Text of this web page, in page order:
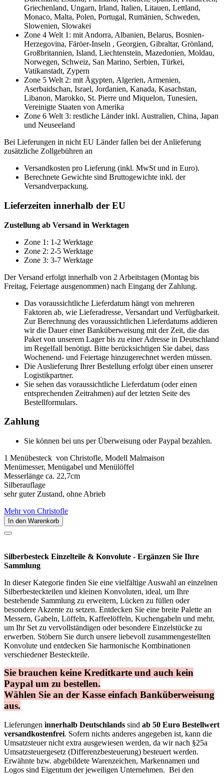
Griechenland, Ungarn, Irland, Italien, Litauen, Lettland,
Monaco, Malta, Polen, Portugal, Rumänien, Schweden,
Slowenien, Slowakei
Zone 4 Welt 1: mit Andorra, Albanien, Belarus, Bosnien-
Herzegovina, Färöer-Inseln , Georgien, Gibraltar, Grönland,
Großbritannien, Island, Liechtenstein, Mazedonien, Moldau,
Norwegen, Schweiz, San Marino, Serbien, Türkei,
Vatikanstadt, Zypern
Zone 5 Welt 2: mit Ägypten, Algerien, Armenien,
Aserbaidschan, Israel, Jordanien, Kanada, Kasachstan,
Libanon, Marokko, St. Pierre und Miquelon, Tunesien,
Vereinigte Staaten von Amerika
Zone 6 Welt 3: restliche Länder inkl. Australien, China, Japan
und Neuseeland
Bei Lieferungen in nicht EU Länder fallen bei der Anlieferung
zusätzliche Zollgebühren an
Versandkosten pro Lieferung (inkl. MwSt und in Euro).
Berechnete Gewichte sind Bruttogewichte inkl. der
Versandverpackung.
Lieferzeiten innerhalb der EU
Zustellung ab Versand in Werktagen
Zone 1: 1-2 Werktage
Zone 2: 2-5 Werktage
Zone 3: 3-7 Werktage
Der Versand erfolgt innerhalb von 2 Arbeitstagen (Montag bis
Freitag, Feiertage ausgenommen) nach Eingang der Zahlung.
Das voraussichtliche Lieferdatum hängt von mehreren
Faktoren ab, wie Lieferadresse, Versandart und Verfügbarkeit.
Zur Berechnung des voraussichtlichen Lieferdatums addieren
wir die Dauer einer Banküberweisung mit der Zeit, die das
Paket von unserem Lager bis zu einer Adresse in Deutschland
im Regelfall benötigt. Bitte berücksichtigen Sie dabei, dass
Wochenend- und Feiertage hinzugerechnet werden müssen.
Die Auslieferung Ihrer Bestellung erfolgt über einen unserer
Logistikpartner.
Sie sehen das voraussichtliche Lieferdatum (oder einen
entsprechenden Zeitrahmen) auf der letzten Seite des
Bestellformulars.
Zahlung
Sie können bei uns per Überweisung oder Paypal bezahlen.
1 Menübesteck von Christofle, Modell Malmaison
Menümesser, Menügabel und Menülöffel
Messerlänge ca. 22,7cm
Silberauflage
sehr guter Zustand, ohne Abrieb
Mehr von Christofle
In den Warenkorb
Silberbesteck Einzelteile & Konvolute - Ergänzen Sie Ihre
Sammlung
In dieser Kategorie finden Sie eine vielfältige Auswahl an einzelnen
Silberbesteckteilen und kleinen Konvoluten, ideal, um Ihre
bestehende Sammlung zu erweitern, Lücken zu füllen oder
besondere Akzente zu setzen. Entdecken Sie eine breite Palette an
Messern, Gabeln, Löffeln, Kaffeelöffeln, Kuchengabeln und mehr,
um Ihr Set zu vervollständigen oder besondere Einzelstücke zu
erwerben. Stöbern Sie durch unsere liebevoll zusammengestellten
Konvolute und entdecken Sie harmonische Kombinationen
verschiedener Besteckteile.
Sie brauchen keine Kreditkarte und auch kein
Paypal um zu bestellen.
Wählen Sie an der Kasse einfach Banküberweisung
aus.
Lieferungen innerhalb Deutschlands sind ab 50 Euro Bestellwert
versandkostenfrei. Sofern nichts anderes angegeben ist, kann die
Umsatzsteuer nicht extra ausgewiesen werden, da wir nach §25a
Umsatzsteuergesetz (Differenzbesteuerung) besteuert werden.
Erwähnte bzw. abgebildete Warenzeichen, Markennamen und
Logos sind Eigentum der jeweiligen Unternehmen. Bei den